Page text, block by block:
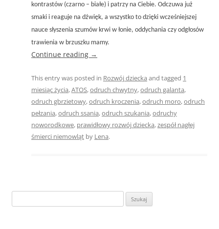
kontrastów (czarno – białe) i patrzy na Ciebie. Odczuwa już
smaki i reaguje na dźwięk, a wszystko to dzięki wcześniejszej
nauce słyszenia szumów krwi w łonie, oddychania czy odgłosów
trawienia w brzuszku mamy.
Continue reading →
This entry was posted in Rozwój dziecka and tagged 1
miesiąc życia,ATOS,odruch chwytny,odruch galanta,
odruch gbrzietowy,odruch kroczenia,odruch moro,odruch
pełzania,odruch ssania,odruch szukania,odruchy
noworodkowe, prawidłowy rozwój dziecka,zespół nagłej
śmierci niemowląt by Lena.